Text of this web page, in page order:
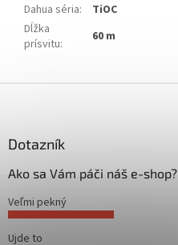
Dahua séria:
TiOC
Dĺžka
prísvitu: 60 m
Dotazník
Ako sa Vám páči náš e-shop?
Veľmi pekný
Ujde to